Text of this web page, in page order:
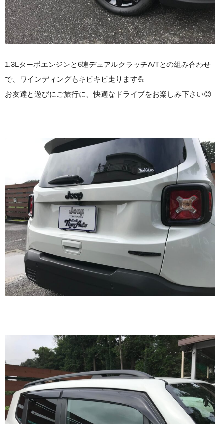
1.3Lターボエンジンと6速デュアルクラッチA/Tとの組み合わせ
で、ワインディングもキビキビ走ります💪
お友達と遊びにご旅行に、快適なドライブをお楽しみ下さい😊